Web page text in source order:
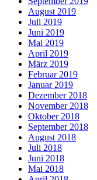
August 2019
Juli 2019
Juni 2019
Mai 2019
April 2019
März 2019
Februar 2019
Januar 2019
Dezember 2018
November 2018
Oktober 2018
September 2018
August 2018
Juli 2018
Juni 2018
Mai 2018